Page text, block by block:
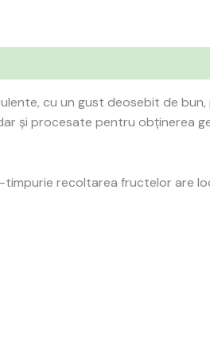
cu un gust deosebit de bun,
și procesate pentru obținerea
recoltarea fructelor are